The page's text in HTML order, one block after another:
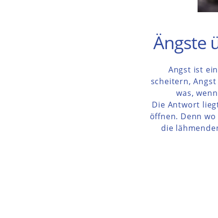
Ängste
Angst ist
scheitern,
was,
Die Antwort
öffnen. Denn
die